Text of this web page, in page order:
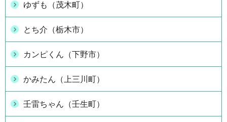
ゆずも（茂木町）
とち介（栃木市）
カンピくん（下野市）
かみたん（上三川町）
壬雷ちゃん（壬生町）